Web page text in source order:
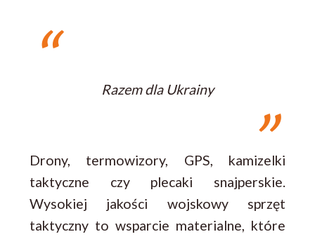
Razem dla Ukrainy
Drony, termowizory, GPS, kamizelki
taktyczne czy plecaki snajperskie.
Wysokiej jakości wojskowy sprzęt
taktyczny to wsparcie materialne, które